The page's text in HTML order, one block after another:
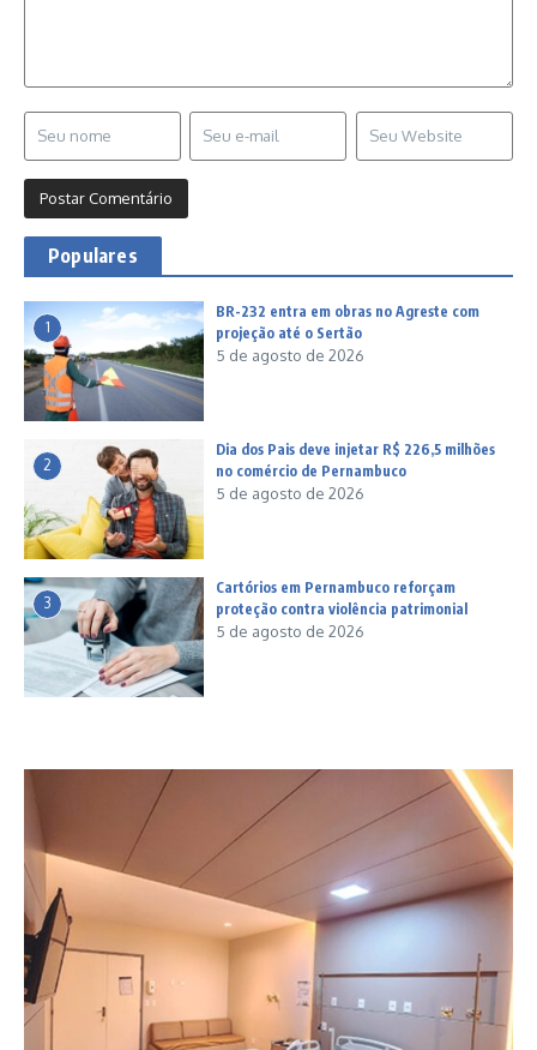
Populares
1
BR-232 entra em obras no Agreste com
projeção até o Sertão
5 de agosto de 2026
2
Dia dos Pais deve injetar R$ 226,5 milhões
no comércio de Pernambuco
5 de agosto de 2026
3
Cartórios em Pernambuco reforçam
proteção contra violência patrimonial
5 de agosto de 2026